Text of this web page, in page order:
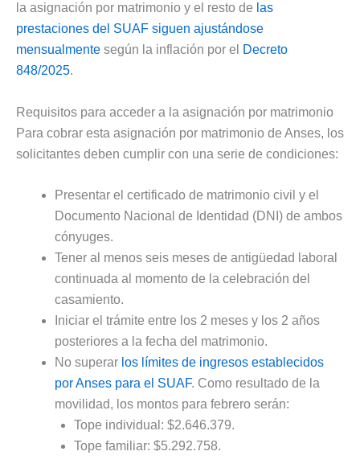
la asignación por matrimonio y el resto de las
prestaciones del SUAF siguen ajustándose
mensualmente según la inflación por el
Decreto
848/2025.
Requisitos para acceder a la asignación por matrimonio
Para cobrar esta asignación por matrimonio de Anses, los
solicitantes deben cumplir con una serie de condiciones:
Presentar el certificado de matrimonio civil y el
Documento Nacional de Identidad (DNI) de ambos
cónyuges.
Tener al menos seis meses de antigüedad laboral
continuada al momento de la celebración del
casamiento.
Iniciar el trámite entre los 2 meses y los 2 años
posteriores a la fecha del matrimonio.
No superar los límites de ingresos establecidos
por Anses para el SUAF. Como resultado de la
movilidad, los montos para febrero serán:
Tope individual: $2.646.379.
Tope familiar: $5.292.758.